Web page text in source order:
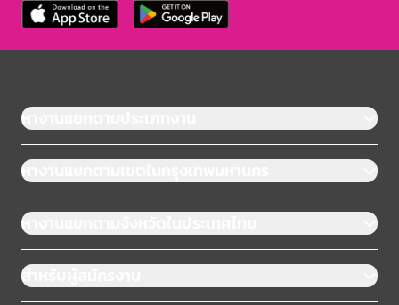
หางานแยกตามประเภทงาน
หางานแยกตามเขตในกรุงเทพมหานคร
หางานแยกตามจังหวัดในประเทศไทย
สำหรับผู้สมัครงาน